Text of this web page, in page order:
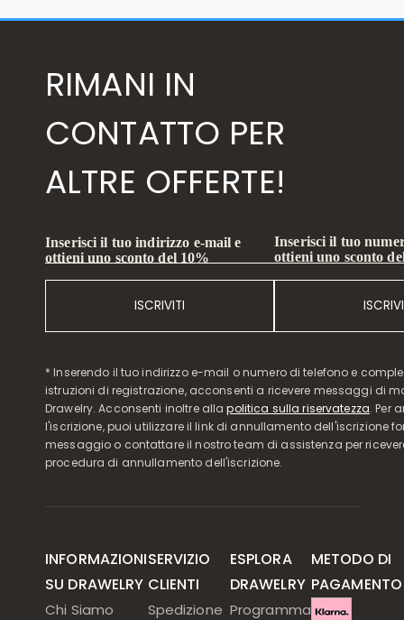
RIMANI IN
CONTATTO PER
ALTRE OFFERTE!
Inserisci il tuo indirizzo e-mail e
ottieni uno sconto del 10%
ISCRIVITI
Inserisci il tuo
ottieni uno sconto
* Inserendo il tuo indirizzo e-mail o numero di telefono e
istruzioni di registrazione, acconsenti a ricevere messaggi di
Drawelry. Acconsenti inoltre allapolitica sulla riservatezza. Per
l'iscrizione, puoi utilizzare il link di annullamento dell'iscrizione
messaggio o contattare il nostro team di assistenza per
procedura di annullamento dell'iscrizione.
INFORMAZIONI
SU DRAWELRY
Chi Siamo
SERVIZIO
CLIENTI
Spedizione
ESPLORA
DRAWELRY
Programma
METODO DI
PAGAMENTO